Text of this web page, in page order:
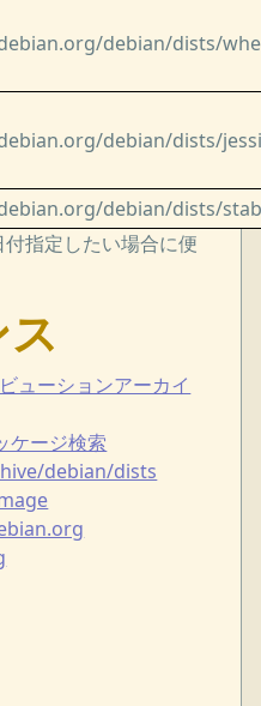
debian/dists/
debian/dists/
debian/dists/
指定したい場合に便
ューションアーカイ
ケージ検索
debian/dists